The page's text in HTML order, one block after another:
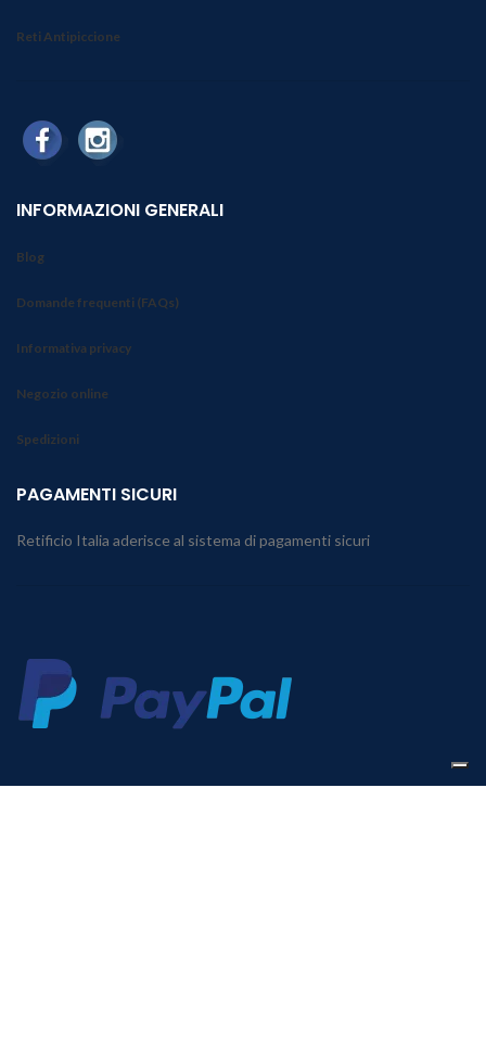
Reti Antipiccione
INFORMAZIONI GENERALI
Blog
Domande frequenti (FAQs)
Informativa privacy
Negozio online
Spedizioni
PAGAMENTI SICURI
Retificio Italia aderisce al sistema di pagamenti sicuri